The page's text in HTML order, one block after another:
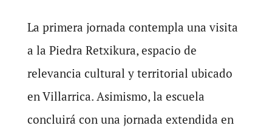
La primera jornada contempla una visita
a la Piedra Retxikura, espacio de
relevancia cultural y territorial ubicado
en Villarrica. Asimismo, la escuela
concluirá con una jornada extendida en